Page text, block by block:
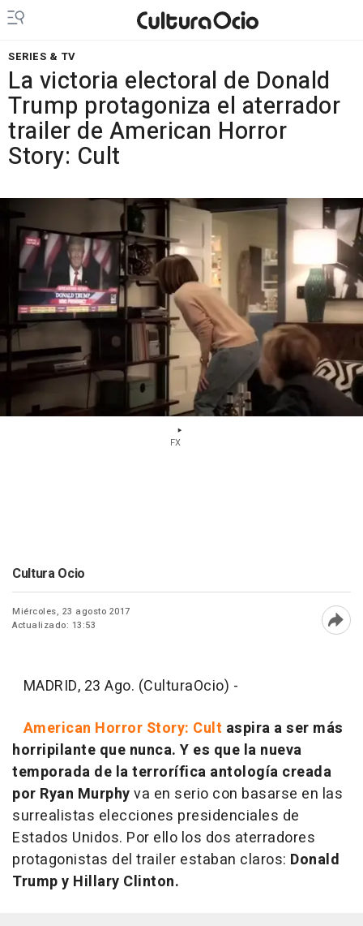
SERIES & TV
La victoria electoral de Donald
Trump protagoniza el aterrador
trailer de American Horror
Story: Cult
FX
Cultura Ocio
Miércoles, 23 agosto 2017
Actualizado: 13:53
MADRID, 23 Ago. (CulturaOcio) -
American Horror Story: Cult aspira a ser más
horripilante que nunca. Y es que la nueva
temporada de la terrorífica antología creada
por Ryan Murphyva en serio con basarse en las
surrealistas elecciones presidenciales de
Estados Unidos. Por ello los dos aterradores
protagonistas del trailer estaban claros: Donald
Trump y Hillary Clinton.